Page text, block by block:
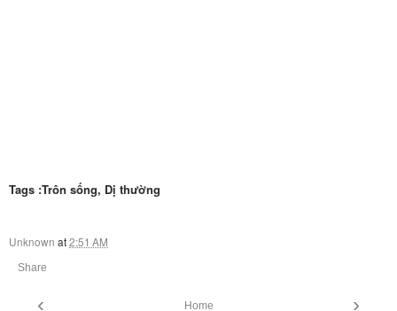
Tags :Trôn sống, Dị thường
Unknown at2:51 AM
Share
‹ ›
Home